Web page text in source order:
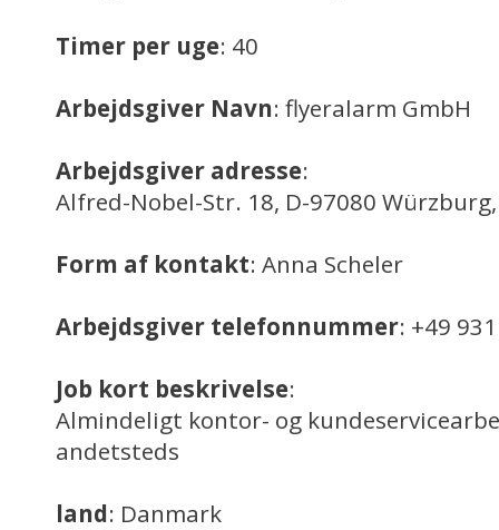
Timer per uge: 40
Arbejdsgiver Navn: flyeralarm GmbH
Arbejdsgiver adresse:
Alfred-Nobel-Str. 18, D-97080
Form af kontakt: Anna Scheler
Arbejdsgiver telefonnummer: +49
Job kort beskrivelse:
Almindeligt kontor- og
andetsteds
land: Danmark